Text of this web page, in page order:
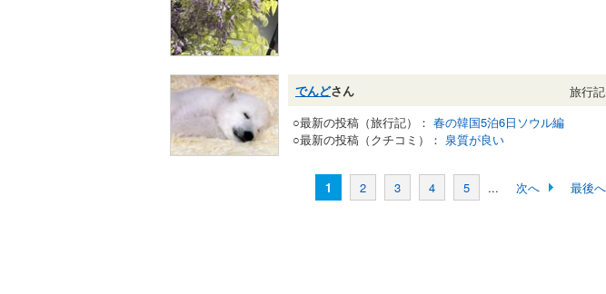
でんどさん 旅行記
○最新の投稿（旅行記）： 春の韓国5泊6日ソウル編
○最新の投稿（クチコミ）： 泉質が良い
1 2 3 4 5 ... 次へ 最後へ